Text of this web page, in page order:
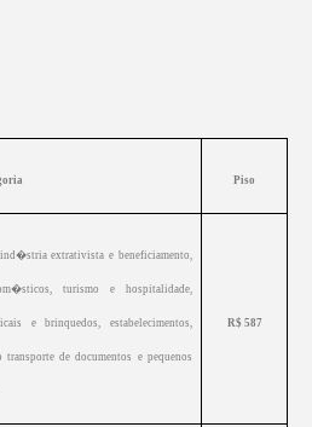
Piso
extrativista e beneficiamento,
turismo e hospitalidade,
e brinquedos, estabelecimentos,
de documentos e pequenos
R$ 587